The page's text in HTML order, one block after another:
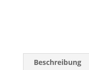
Beschreibung